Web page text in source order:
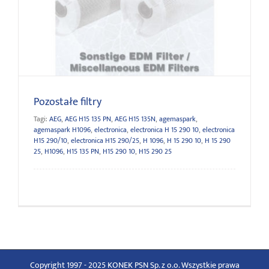
Pozostałe filtry
Tagi: AEG, AEG H15 135 PN, AEG H15 135N, agemaspark,
agemaspark H1096, electronica, electronica H 15 290 10, electronica
H15 290/10, electronica H15 290/25, H 1096, H 15 290 10, H 15 290
25, H1096, H15 135 PN, H15 290 10, H15 290 25
Copyright 1997 - 2025 KONEK PSN Sp. z o.o. Wszystkie prawa